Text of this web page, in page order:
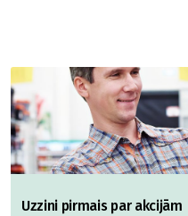
Uzzini pirmais par akcijām